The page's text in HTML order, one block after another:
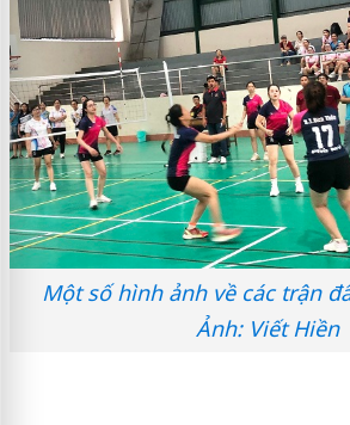
Một số hình ảnh về các trận
Ảnh: Viết Hiền